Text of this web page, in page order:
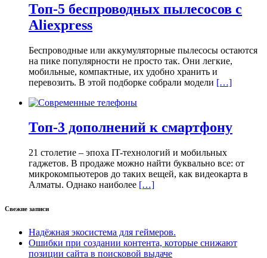
Топ-5 беспроводных пылесосов с
Aliexpress
Беспроводные или аккумуляторные пылесосы остаются
на пике популярности не просто так. Они легкие,
мобильные, компактные, их удобно хранить и
перевозить. В этой подборке собрали модели […]
Топ-3 дополнений к смартфону
21 столетие – эпоха IT-технологий и мобильных
гаджетов. В продаже можно найти буквально все: от
микрокомпьютеров до таких вещей, как видеокарта в
Алматы. Однако наиболее […]
Свежие записи
Надёжная экосистема для геймеров.
Ошибки при создании контента, которые снижают
позиции сайта в поисковой выдаче